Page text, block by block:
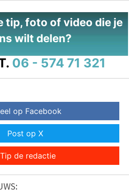
tip, foto of video die je
wilt delen?
06 - 574 71 321
op Facebook
Post op X
Tip de redactie